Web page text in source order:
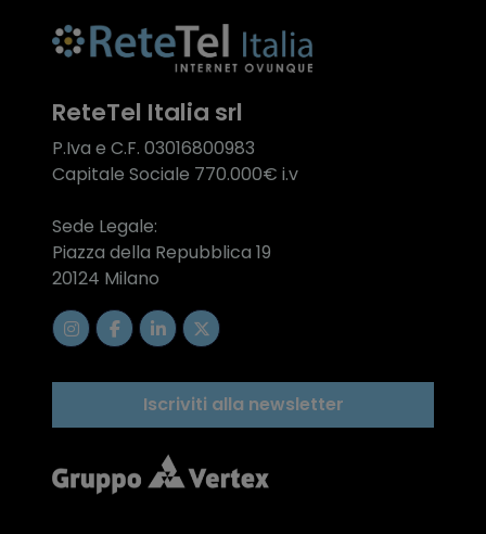
ReteTel Italia srl
P.Iva e C.F. 03016800983
Capitale Sociale 770.000€ i.v
Sede Legale:
Piazza della Repubblica 19
20124 Milano
Iscriviti alla newsletter